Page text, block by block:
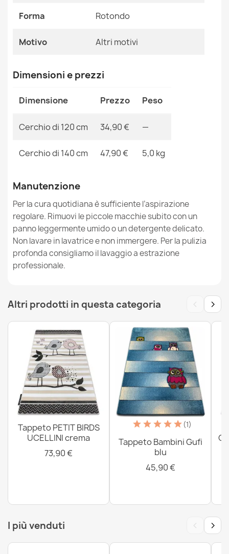
26,90 €
26,90 €
26,90 €
Tappeto FUN Hop per bambini, il gioco della campana,
animali verde
Tappeto FUN Hop per bambini, il gioco della campana,
animali nero
26,90 €
Tappeto FUN Forester per bambini, animali, foresta
Forma Rotondo
Motivo Altri motivi
Dimensioni e prezzi
Dimensione Prezzo Peso
Cerchio di 120 cm 34,90 € —
Cerchio di 140 cm 47,90 € 5,0 kg
Manutenzione
Per la cura quotidiana è sufficiente l’aspirazione
regolare. Rimuovi le piccole macchie subito con un
panno leggermente umido o un detergente delicato.
Non lavare in lavatrice e non immergere. Per la pulizia
profonda consigliamo il lavaggio a estrazione
professionale.
Altri prodotti in questa categoria ‹ ›
Tappeto PETIT BIRDS
UCELLINI crema
73,90 €
(1)
Tappeto Bambini Gufi
blu
45,90 €
I più venduti ‹ ›